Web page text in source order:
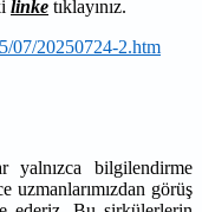
linke tıklayınız.
07/20250724-2.htm
yalnızca bilgilendirme
uzmanlarımızdan görüş